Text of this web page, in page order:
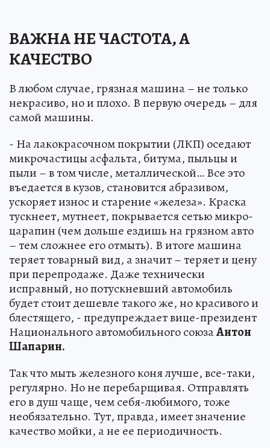
ВАЖНА НЕ ЧАСТОТА, А
КАЧЕСТВО
В любом случае, грязная машина – не только
некрасиво, но и плохо. В первую очередь – для
самой машины.
- На лакокрасочном покрытии (ЛКП) оседают
микрочастицы асфальта, битума, пыльцы и
пыли – в том числе, металлической… Все это
въедается в кузов, становится абразивом,
ускоряет износ и старение «железа». Краска
тускнеет, мутнеет, покрывается сетью микро-
царапин (чем дольше ездишь на грязном авто
– тем сложнее его отмыть). В итоге машина
теряет товарный вид, а значит – теряет и цену
при перепродаже. Даже технически
исправный, но потускневший автомобиль
будет стоит дешевле такого же, но красивого и
блестящего, - предупреждает вице-президент
Национального автомобильного союзаАнтон
Шапарин.
Так что мыть железного коня лучше, все-таки,
регулярно. Но не перебарщивая. Отправлять
его в душ чаще, чем себя-любимого, тоже
необязательно. Тут, правда, имеет значение
качество мойки, а не ее периодичность.